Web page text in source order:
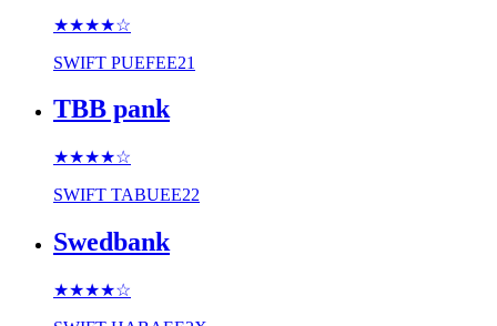
★★★★☆
SWIFT PUEFEE21
TBB pank
★★★★☆
SWIFT TABUEE22
Swedbank
★★★★☆